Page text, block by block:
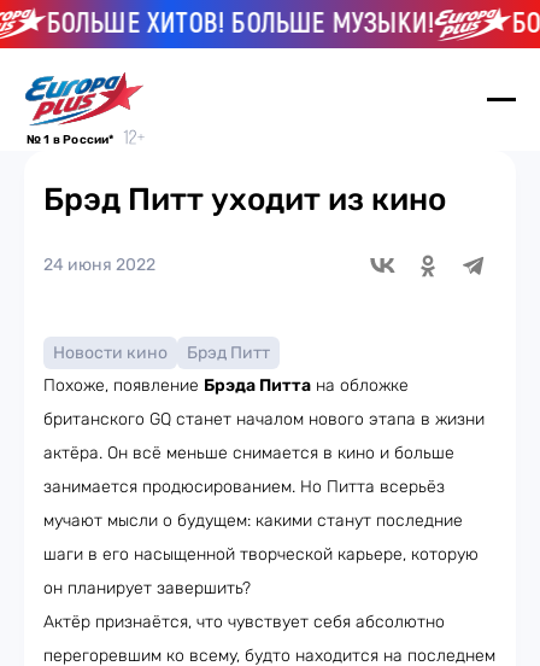
БОЛЬШЕ ХИТОВ! БОЛЬШЕ МУЗЫКИ!
№ 1 в России*
Брэд Питт уходит из кино
24 июня 2022
Новости кино
Брэд Питт
Похоже, появление Брэда Питта на обложке
британского GQ станет началом нового этапа в жизни
актёра. Он всё меньше снимается в кино и больше
занимается продюсированием. Но Питта всерьёз
мучают мысли о будущем: какими станут последние
шаги в его насыщенной творческой карьере, которую
он планирует завершить?
Актёр признаётся, что чувствует себя абсолютно
перегоревшим ко всему, будто находится на последнем